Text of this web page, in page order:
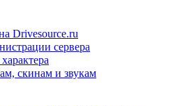
Drivesource.ru
сервера
скинам и звукам